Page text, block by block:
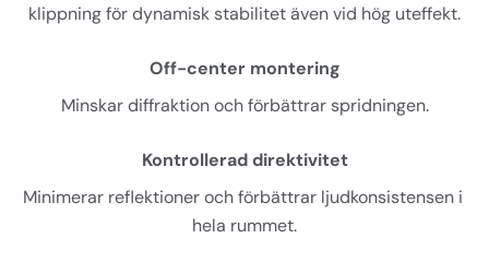
klippning för dynamisk stabilitet även vid hög uteffekt.
Off-center montering
Minskar diffraktion och förbättrar spridningen.
Kontrollerad direktivitet
Minimerar reflektioner och förbättrar ljudkonsistensen i
hela rummet.